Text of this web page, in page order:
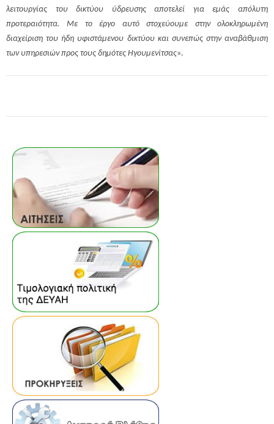
λειτουργίας του δικτύου ύδρευσης αποτελεί για εμάς απόλυτη
προτεραιότητα. Με το έργο αυτό στοχεύουμε στην ολοκληρωμένη
διαχείριση του ήδη υφιστάμενου δικτύου και συνεπώς στην αναβάθμιση
των υπηρεσιών προς τους δημότες Ηγουμενίτσας».